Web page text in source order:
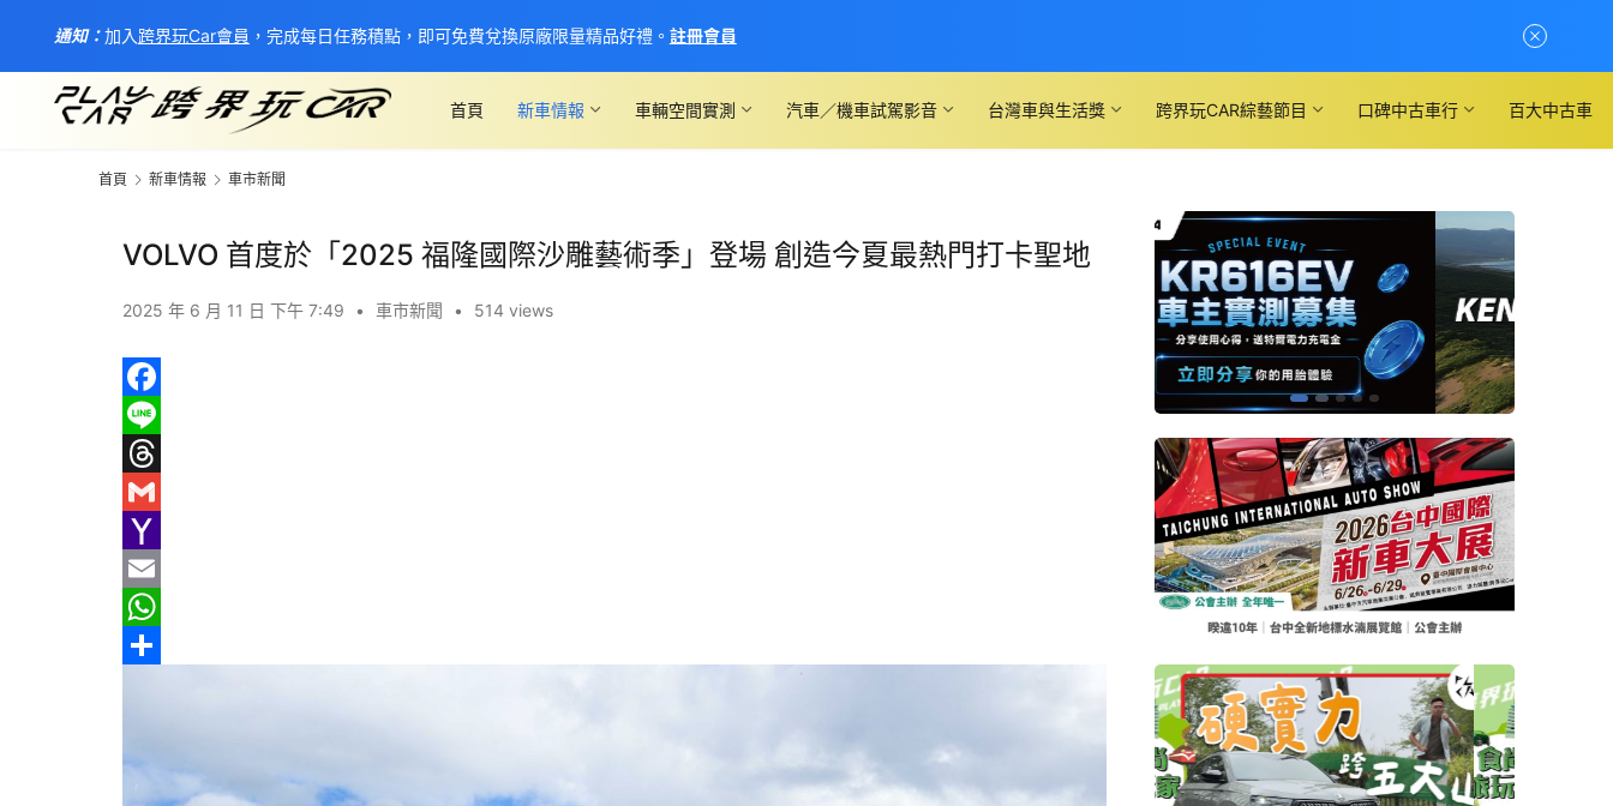
首頁 新車情報 車輛空間實測 汽車／機車試駕影音 台灣車與生活獎 跨界玩CAR綜藝節目 口碑中古車行 百大中古車
首頁 新車情報 車市新聞
VOLVO 首度於「2025 福隆國際沙雕藝術季」登場 創造今夏最熱門打卡聖地
2025 年 6 月 11 日 下午 7:49 • 車市新聞 • 514 views
F
a
c
b
o
o
L
e
T
r
e
a
G
m
a
Y
a
h
M
a
E
m
l
W
t
通知：加入 跨界玩Car會員 ，完成每日任務積點，即可免費兌換原廠限量精品好禮。 註冊會員